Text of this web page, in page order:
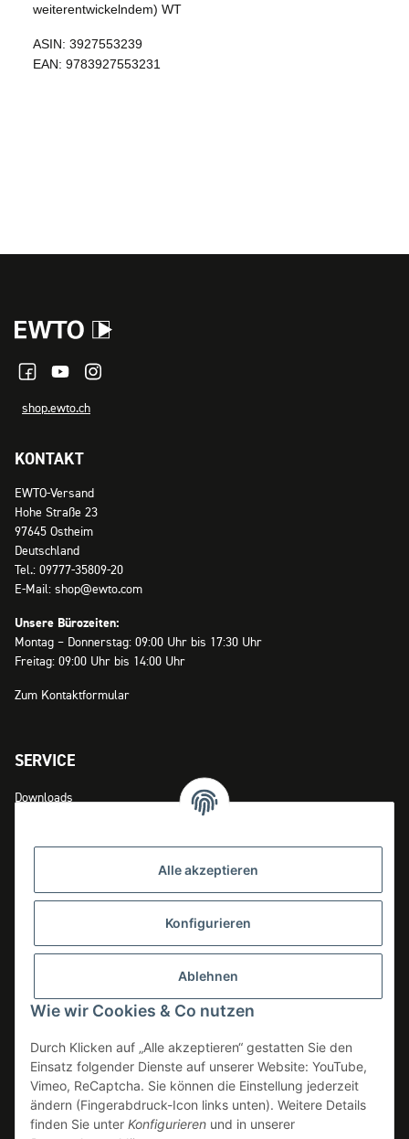
weiterentwickelndem) WT
ASIN: 3927553239
EAN: 9783927553231
shop.ewto.ch
KONTAKT
EWTO-Versand
Hohe Straße 23
97645 Ostheim
Deutschland
Tel.: 09777-35809-20
E-Mail: shop@ewto.com
Unsere Bürozeiten:
Montag – Donnerstag: 09:00 Uhr bis 17:30 Uhr
Freitag: 09:00 Uhr bis 14:00 Uhr
Zum Kontaktformular
SERVICE
Downloads
Widerrufsrecht
INFOS
Erklärung zur Barrierefreiheit
Verpackungsinformationen
Alle akzeptieren
Konfigurieren
Ablehnen
Wie wir Cookies & Co nutzen
Durch Klicken auf „Alle akzeptieren“ gestatten Sie den
Einsatz folgender Dienste auf unserer Website: YouTube,
Vimeo, ReCaptcha. Sie können die Einstellung jederzeit
ändern (Fingerabdruck-Icon links unten). Weitere Details
finden Sie unter Konfigurieren und in unserer